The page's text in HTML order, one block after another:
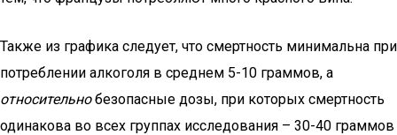
Также из графика следует, что смертность минимальна при
потреблении алкоголя в среднем 5-10 граммов, а
относительнобезопасные дозы, при которых смертность
одинакова во всех группах исследования – 30-40 граммов